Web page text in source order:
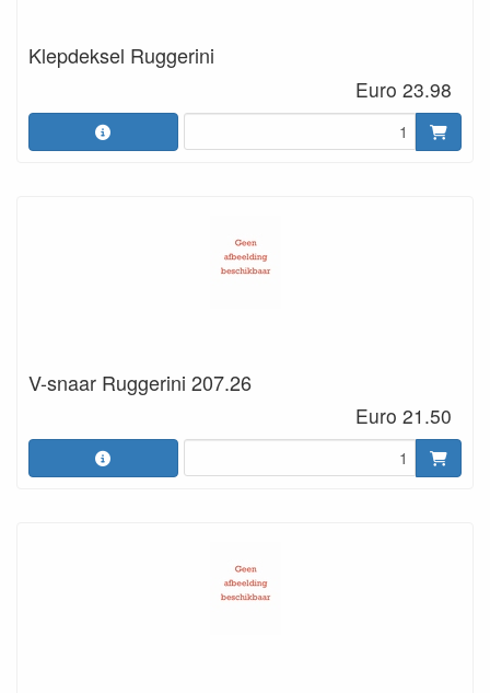
Klepdeksel Ruggerini
Euro 23.98
V-snaar Ruggerini 207.26
Euro 21.50